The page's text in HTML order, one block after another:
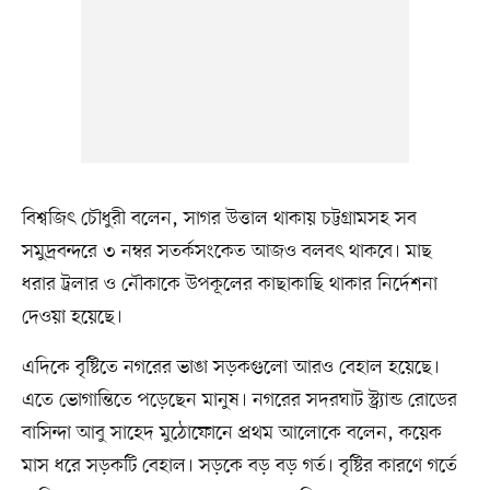
বিশ্বজিৎ চৌধুরী বলেন, সাগর উত্তাল থাকায় চট্টগ্রামসহ সব
সমুদ্রবন্দরে ৩ নম্বর সতর্কসংকেত আজও বলবৎ থাকবে। মাছ
ধরার ট্রলার ও নৌকাকে উপকূলের কাছাকাছি থাকার নির্দেশনা
দেওয়া হয়েছে।
এদিকে বৃষ্টিতে নগরের ভাঙা সড়কগুলো আরও বেহাল হয়েছে।
এতে ভোগান্তিতে পড়েছেন মানুষ। নগরের সদরঘাট স্ট্র্যান্ড রোডের
বাসিন্দা আবু সাহেদ মুঠোফোনে প্রথম আলোকে বলেন, কয়েক
মাস ধরে সড়কটি বেহাল। সড়কে বড় বড় গর্ত। বৃষ্টির কারণে গর্তে